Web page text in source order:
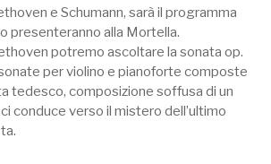
e Schumann, sarà il programma
presenteranno alla Mortella.
potremo ascoltare la sonata op.
per violino e pianoforte composte
tedesco, composizione soffusa di un
conduce verso il mistero dell’ultimo